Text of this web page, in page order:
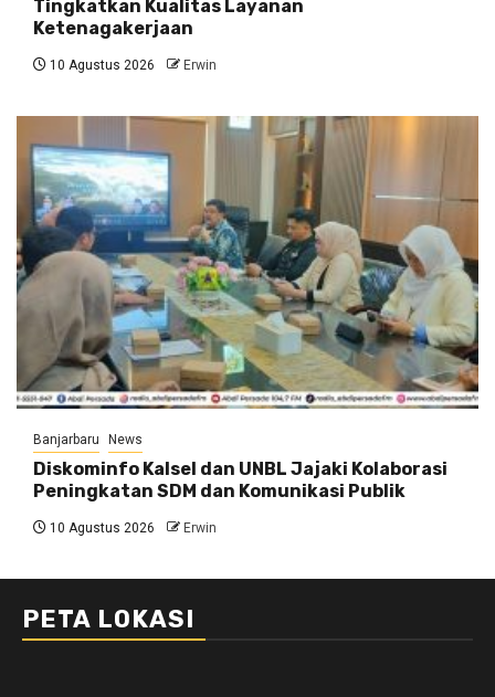
Tingkatkan Kualitas Layanan
Ketenagakerjaan
10 Agustus 2026 Erwin
Banjarbaru News
Diskominfo Kalsel dan UNBL Jajaki Kolaborasi
Peningkatan SDM dan Komunikasi Publik
10 Agustus 2026 Erwin
PETA LOKASI